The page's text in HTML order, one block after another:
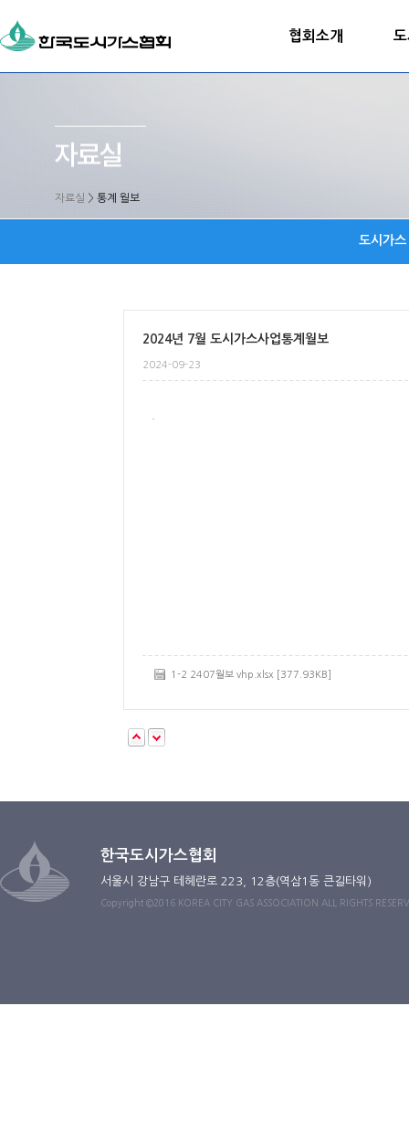
협회소개
자료실 > 통계 월보
도시가
2024년 7월 도시가스사업통계월보
2024-09-23
1-2 2407월보 vhp.xlsx [377.93KB]
한국도시가스협회
서울시 강남구 테헤란로 223, 12층(역삼1동 큰길타워)
Copyright ©2016 KOREA CITY GAS ASSOCIATION ALL RIGHTS